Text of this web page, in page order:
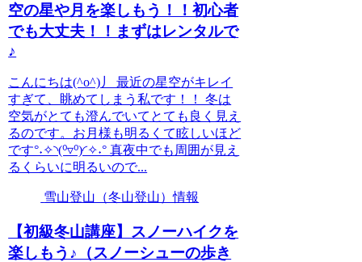
空の星や月を楽しもう！！初心者
でも大丈夫！！まずはレンタルで
♪
こんにちは(^o^)丿 最近の星空がキレイ
すぎて、眺めてしまう私です！！ 冬は
空気がとても澄んでいてとても良く見え
るのです。お月様も明るくて眩しいほど
です°˖✧◝(⁰▿⁰)◜✧˖° 真夜中でも周囲が見え
るくらいに明るいので...
雪山登山（冬山登山）情報
【初級冬山講座】スノーハイクを
楽しもう♪（スノーシューの歩き